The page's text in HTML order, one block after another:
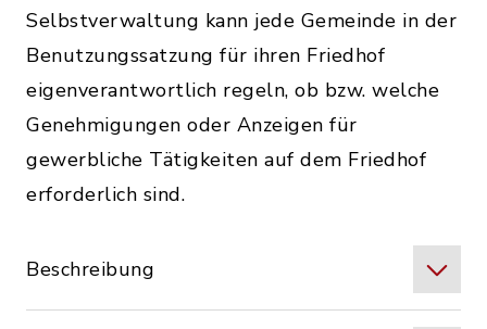
Selbstverwaltung kann jede Gemeinde in der
Benutzungssatzung für ihren Friedhof
eigenverantwortlich regeln, ob bzw. welche
Genehmigungen oder Anzeigen für
gewerbliche Tätigkeiten auf dem Friedhof
erforderlich sind.
Beschreibung